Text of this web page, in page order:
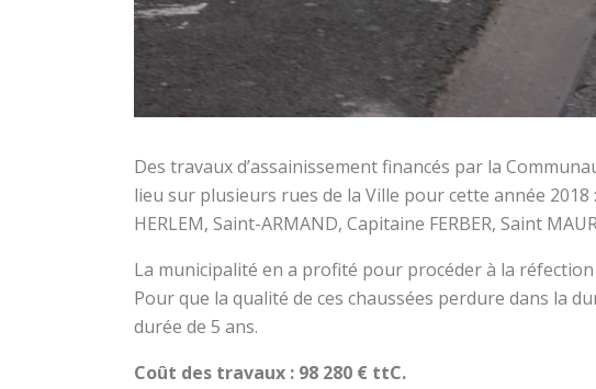
Des travaux d’assainissement financés par la
lieu sur plusieurs rues de la Ville pour cette année 2018 :
HERLEM, Saint-ARMAND, Capitaine FERBER, Saint
La municipalité en a profité pour procéder à la
Pour que la qualité de ces chaussées perdure dans la
durée de 5 ans.
Coût des travaux : 98 280 € ttC.